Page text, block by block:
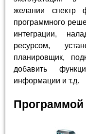
желании спектр
программного
интеграции,
ресурсом,
планировщик,
добавить
информации и т.д.
Программой